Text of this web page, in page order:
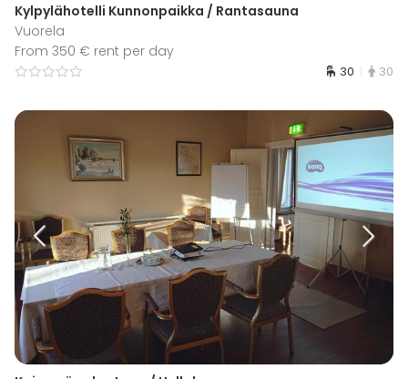
Kylpylähotelli Kunnonpaikka / Rantasauna
Vuorela
From 350 € rent per day
30 30